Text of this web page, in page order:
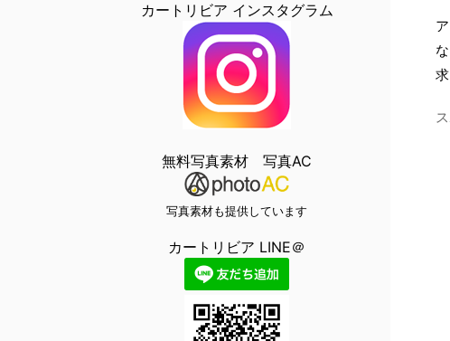
カートリビア インスタグラム
無料写真素材 写真AC
写真素材も提供しています
カートリビア LINE＠